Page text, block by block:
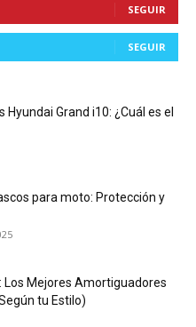
SEGUIR
SEGUIR
Hyundai Grand i10: ¿Cuál es el
para moto: Protección y
Los Mejores Amortiguadores
tu Estilo)